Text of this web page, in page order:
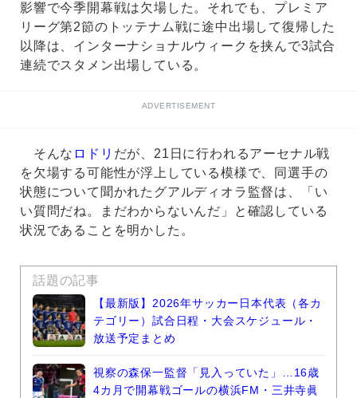
影響で今季開幕戦は欠場した。それでも、プレミア
リーグ第2節のトッテナム戦に途中出場して復帰した
以降は、インターナショナルウィークを挟んで3試合
連続でスタメン出場している。
ADVERTISEMENT
そんな ロドリ だが、21日に行われるアーセナル戦
を欠場する可能性が浮上している模様で、同選手の
状態について聞かれたグアルディオラ監督は、「い
い質問だね。まだわからないんだ」と確認している
状況であることを明かした。
話題の記事
【最新版】2026年サッカー日本代表（各カ
テゴリー）試合日程・大会スケジュール・
放送予定まとめ
視察の森保一監督「見入っていた」…16歳
4カ月で開幕戦ゴールの横浜FM・三井寺眞